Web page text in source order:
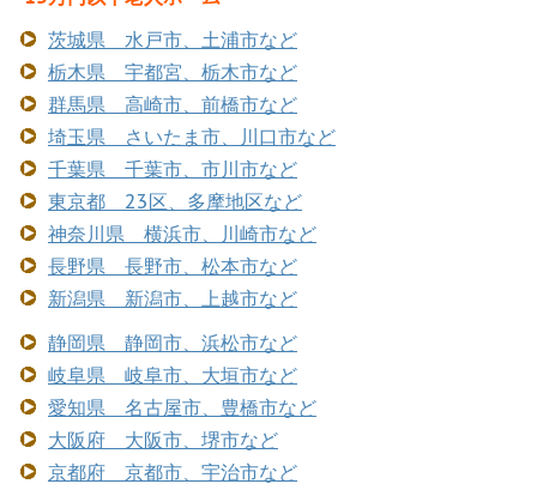
茨城県 水戸市、土浦市など
栃木県 宇都宮、栃木市など
群馬県 高崎市、前橋市など
埼玉県 さいたま市、川口市など
千葉県 千葉市、市川市など
東京都 23区、多摩地区など
神奈川県 横浜市、川崎市など
長野県 長野市、松本市など
新潟県 新潟市、上越市など
静岡県 静岡市、浜松市など
岐阜県 岐阜市、大垣市など
愛知県 名古屋市、豊橋市など
大阪府 大阪市、堺市など
京都府 京都市、宇治市など